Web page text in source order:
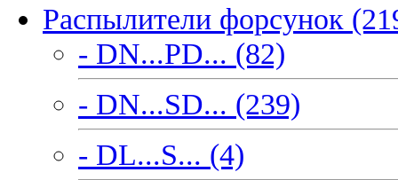
Распылители форсунок
- DN...PD... (82)
- DN...SD... (239)
- DL...S... (4)